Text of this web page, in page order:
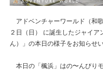
アドベンチャーワールド（和
２日（日） に誕生したジャイ
ん）」の本日の様子をお知らせ
本日の「楓浜」はの〜んびり